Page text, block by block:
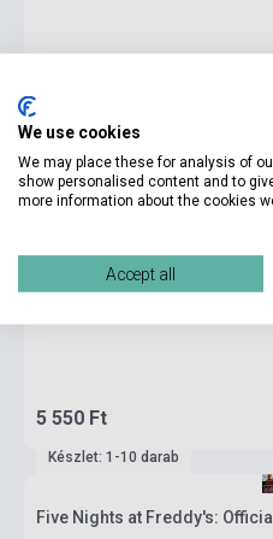
5 550 Ft
Készlet: 1-10 darab
Five Nights at Freddy's:
We use cookies
We may place these for analysis of
show personalised content and to
more information about the cookies
Accept all